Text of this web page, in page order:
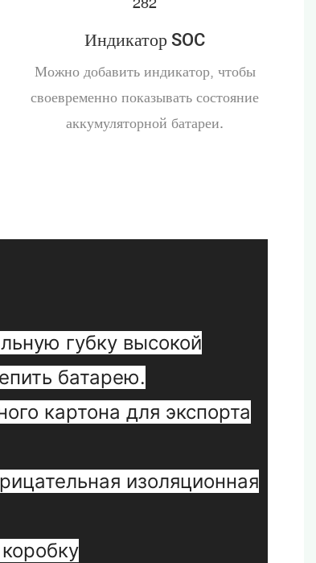
Индикатор SOC
Можно добавить индикатор, чтобы
своевременно показывать состояние
аккумуляторной батареи.
губку высокой
батарею.
картона для экспорта
изоляционная